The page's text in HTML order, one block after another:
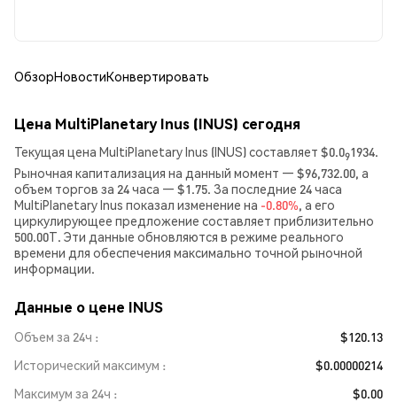
ОбзорНовостиКонвертировать
Цена MultiPlanetary Inus (INUS) сегодня
Текущая цена MultiPlanetary Inus (INUS) составляет $0.091934.
Рыночная капитализация на данный момент — $96,732.00, а
объем торгов за 24 часа — $1.75. За последние 24 часа
MultiPlanetary Inus показал изменение на -0.80%, а его
циркулирующее предложение составляет приблизительно
500.00T. Эти данные обновляются в режиме реального
времени для обеспечения максимально точной рыночной
информации.
Данные о цене INUS
Объем за 24ч
$120.13
Исторический максимум
$0.00000214
Максимум за 24ч
$0.00